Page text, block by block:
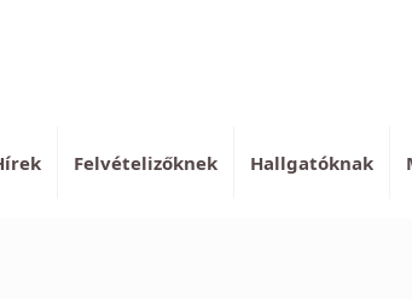
Felvételizőknek Hallgatóknak